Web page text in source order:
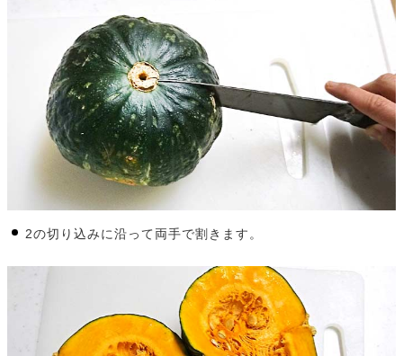
2の切り込みに沿って両手で割きます。